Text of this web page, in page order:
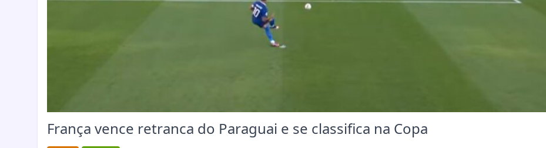
França vence retranca do Paraguai e se classifica na Copa